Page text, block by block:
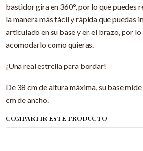
bastidor gira en 360°, por lo que puedes
la manera más fácil y rápida que puedas
articulado en su base y en el brazo, por lo
acomodarlo como quieras.
¡Una real estrella para bordar!
De 38 cm de altura máxima, su base
cm de ancho.
COMPARTIR ESTE PRODUCTO